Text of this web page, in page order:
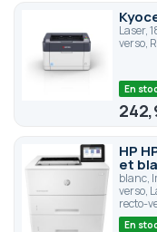
Laser,
verso,
En
HP
et
blanc,
verso,
recto-
En